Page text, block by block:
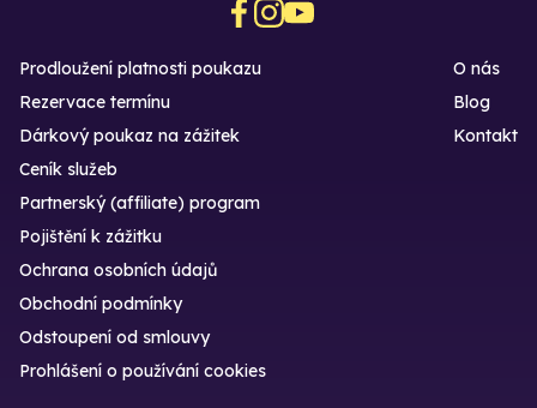
Prodloužení platnosti poukazu
Rezervace termínu
Dárkový poukaz na zážitek
O nás
Blog
Kontakt
Ceník služeb
Partnerský (affiliate) program
Pojištění k zážitku
Ochrana osobních údajů
Obchodní podmínky
Odstoupení od smlouvy
Prohlášení o používání cookies